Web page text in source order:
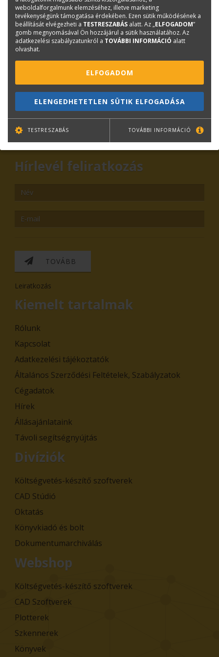
Kérdése van?
KAPCSOLAT RENDEZVÉNYEK
Hírlevél feliratkozás
TOVÁBB
Leiratkozás
Kiemelt tartalmak
Rólunk
Kapcsolat
Adatkezelési tájékoztatók
Általános Szerződési Feltételek, Szabályzatok
Cégadatok
Hírek
Állásajánlataink
Távoli segítségnyújtás
Divíziók
Költségvetés-készítő szoftverek
CAD Stúdió
Oktatás
Könyvkiadó és bolt
Dokumentumarchiválás
Webshop
Költségvetés-készítő szoftverek
CAD Szoftverek
Plotterek
Szkennerek
Könyvek
weboldalforgalmunk elemzéséhez, illetve marketing
tevékenységünk támogatása érdekében. Ezen sütik működésének a
beállítását elvégezheti a TESTRESZABÁS alatt. Az „ELFOGADOM”
gomb megnyomásával Ön hozzájárul a sütik használatához. Az
adatkezelési szabályzatunkról a TOVÁBBI INFORMÁCIÓ alatt
olvashat.
ELFOGADOM
ELENGEDHETETLEN SÜTIK ELFOGADÁSA
TESTRESZABÁS TOVÁBBI INFORMÁCIÓ